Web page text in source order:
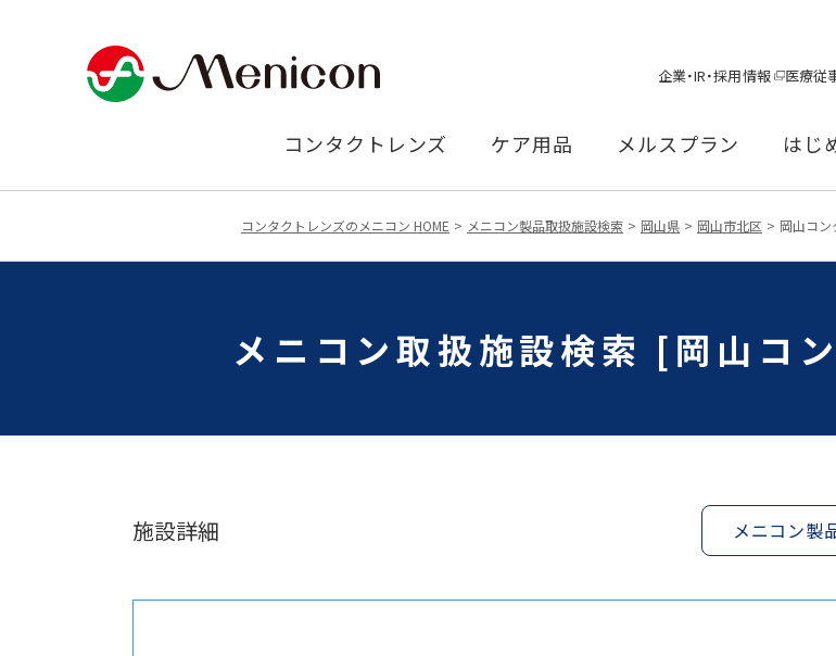
企業・IR・採用情報 医療従
コンタクトレンズ ケア用品 メルスプラン はじ
コンタクトレンズのメニコン HOME メニコン製品取扱施設検索 岡山県 岡山市北区 岡山コ
メニコン取扱施設検索 [岡山コ
施設詳細 メニコン製